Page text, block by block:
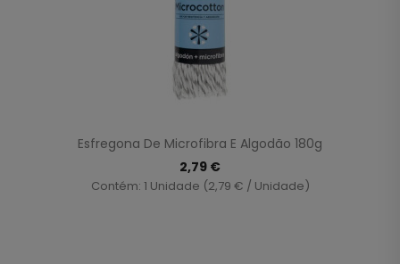
Esfregona De Microfibra E Algodão 180g
2,79 €
Contém: 1 Unidade (2,79 € / Unidade)